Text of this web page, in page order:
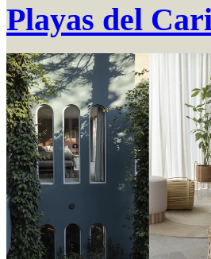
Playas del